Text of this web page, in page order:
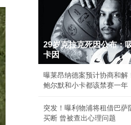
29岁克拉克死因公布：
卡因
曝莱昂纳德案预计协商和解
鲍尔默和小卡都该禁赛一年
突发！曝利物浦将租借巴萨
买断 曾被查出心理问题